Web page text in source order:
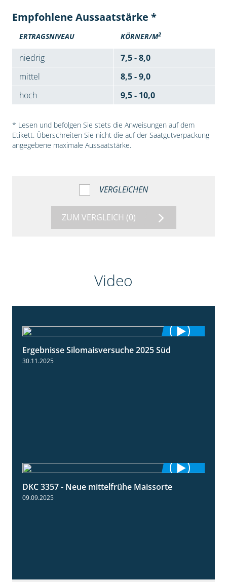
Empfohlene Aussaatstärke *
ERTRAGSNIVEAU KÖRNER/M2
niedrig
7,5 - 8,0
mittel
8,5 - 9,0
hoch
9,5 - 10,0
* Lesen und befolgen Sie stets die Anweisungen auf dem
Etikett. Überschreiten Sie nicht die auf der Saatgutverpackung
angegebene maximale Aussaatstärke.
VERGLEICHEN
ZUM VERGLEICH (0)
Video
Ergebnisse Silomaisversuche 2025 Süd
30.11.2025
DKC 3357 - Neue mittelfrühe Maissorte
09.09.2025